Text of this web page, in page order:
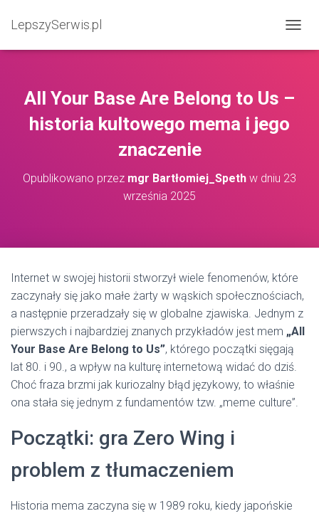
LepszySerwis.pl
All Your Base Are Belong to Us –
historia kultowego mema i jego
znaczenie
Opublikowano przez mgr Bartłomiej_Speth w dniu 23
września 2025
Internet w swojej historii stworzył wiele fenomenów, które
zaczynały się jako małe żarty w wąskich społecznościach,
a następnie przeradzały się w globalne zjawiska. Jednym z
pierwszych i najbardziej znanych przykładów jest mem „All
Your Base Are Belong to Us”, którego początki sięgają
lat 80. i 90., a wpływ na kulturę internetową widać do dziś.
Choć fraza brzmi jak kuriozalny błąd językowy, to właśnie
ona stała się jednym z fundamentów tzw. „meme culture”.
Początki: gra Zero Wing i
problem z tłumaczeniem
Historia mema zaczyna się w 1989 roku, kiedy japońskie